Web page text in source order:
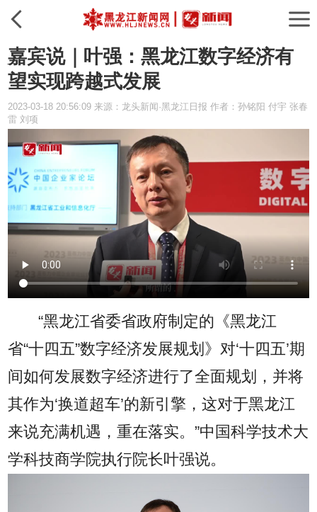
嘉宾说｜叶强：黑龙江数字经济有
望实现跨越式发展
2023-03-18 20:56:09 来源：龙头新闻·黑龙江日报 作者：孙铭阳 付宇 张春
雷 刘项
“黑龙江省委省政府制定的《黑龙江
省“十四五”数字经济发展规划》对‘十四五’期
间如何发展数字经济进行了全面规划，并将
其作为‘换道超车’的新引擎，这对于黑龙江
来说充满机遇，重在落实。”中国科学技术大
学科技商学院执行院长叶强说。